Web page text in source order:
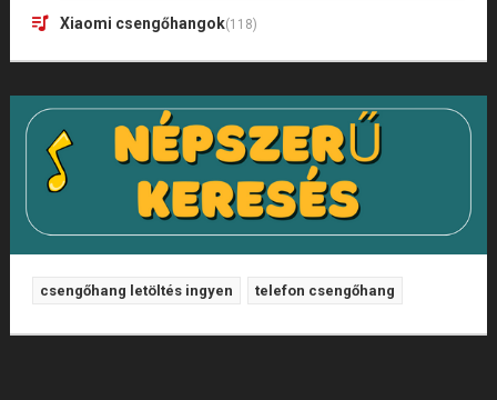
Xiaomi csengőhangok(118)
csengőhang letöltés ingyen telefon csengőhang